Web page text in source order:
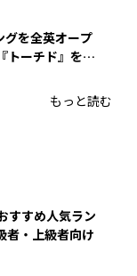
グを全英オープ
トーチド』を投
もっと読む
すすめ人気ラン
者・上級者向け